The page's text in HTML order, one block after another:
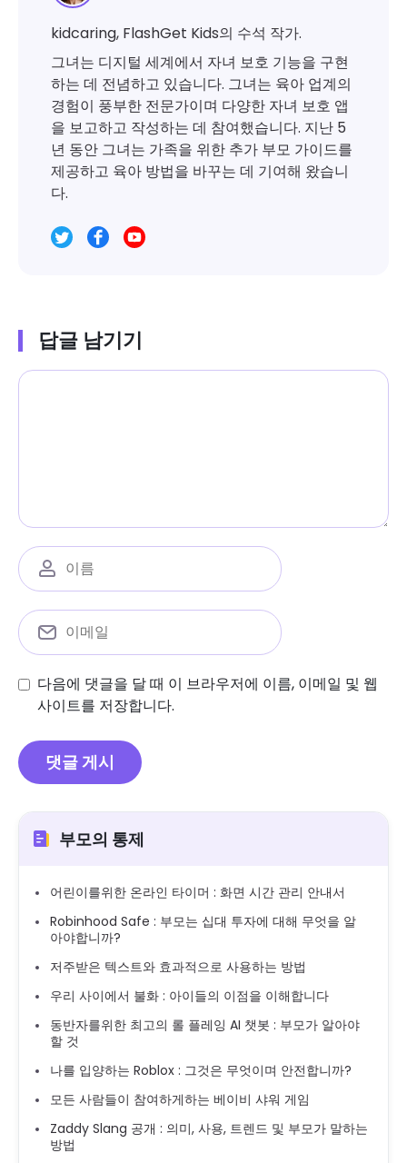
kidcaring, FlashGet Kids의 수석 작가.
그녀는 디지털 세계에서 자녀 보호 기능을 구현
하는 데 전념하고 있습니다. 그녀는 육아 업계의
경험이 풍부한 전문가이며 다양한 자녀 보호 앱
을 보고하고 작성하는 데 참여했습니다. 지난 5
년 동안 그녀는 가족을 위한 추가 부모 가이드를
제공하고 육아 방법을 바꾸는 데 기여해 왔습니
다.
답글 남기기
다음에 댓글을 달 때 이 브라우저에 이름, 이메일 및 웹
사이트를 저장합니다.
부모의 통제
어린이를위한 온라인 타이머 : 화면 시간 관리 안내서
Robinhood Safe : 부모는 십대 투자에 대해 무엇을 알
아야합니까?
저주받은 텍스트와 효과적으로 사용하는 방법
우리 사이에서 불화 : 아이들의 이점을 이해합니다
동반자를위한 최고의 롤 플레잉 AI 챗봇 : 부모가 알아야
할 것
나를 입양하는 Roblox : 그것은 무엇이며 안전합니까?
모든 사람들이 참여하게하는 베이비 샤워 게임
Zaddy Slang 공개 : 의미, 사용, 트렌드 및 부모가 말하는
방법